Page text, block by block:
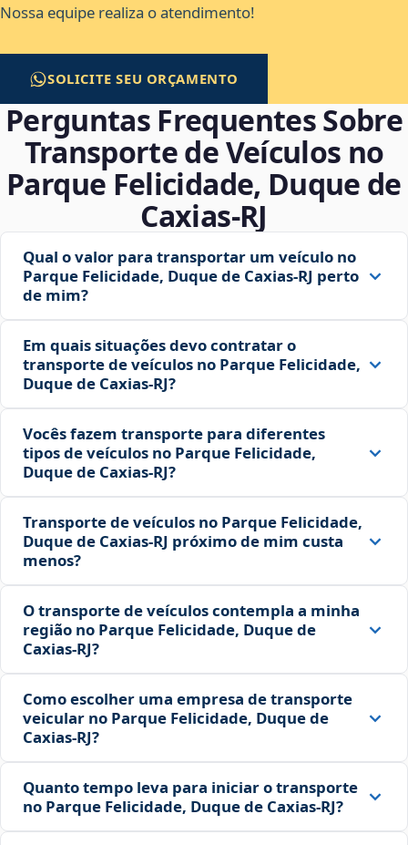
Nossa equipe realiza o atendimento!
SOLICITE SEU ORÇAMENTO
Perguntas Frequentes Sobre
Transporte de Veículos no
Parque Felicidade, Duque de
Caxias‑RJ
Qual o valor para transportar um veículo no
Parque Felicidade, Duque de Caxias‑RJ perto
de mim?
Em quais situações devo contratar o
transporte de veículos no Parque Felicidade,
Duque de Caxias‑RJ?
Vocês fazem transporte para diferentes
tipos de veículos no Parque Felicidade,
Duque de Caxias‑RJ?
Transporte de veículos no Parque Felicidade,
Duque de Caxias‑RJ próximo de mim custa
menos?
O transporte de veículos contempla a minha
região no Parque Felicidade, Duque de
Caxias‑RJ?
Como escolher uma empresa de transporte
veicular no Parque Felicidade, Duque de
Caxias‑RJ?
Quanto tempo leva para iniciar o transporte
no Parque Felicidade, Duque de Caxias‑RJ?